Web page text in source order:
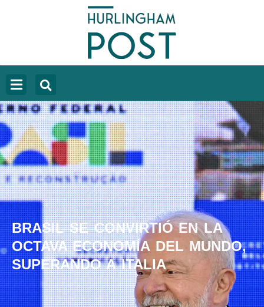
BRASIL SE CONVIRTIÓ EN LA
OCTAVA ECONOMÍA DEL MUNDO,
SUPERANDO A ITALIA